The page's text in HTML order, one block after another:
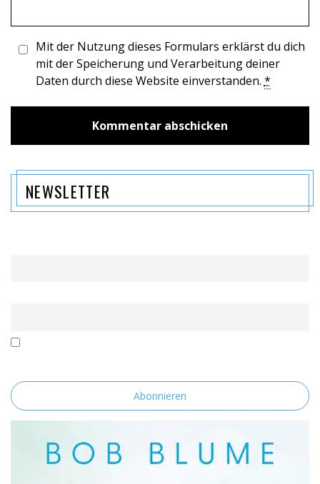
Mit der Nutzung dieses Formulars erklärst du dich
mit der Speicherung und Verarbeitung deiner
Daten durch diese Website einverstanden. *
NEWSLETTER